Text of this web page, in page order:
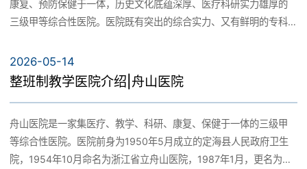
团学动态
社团文化
招生就业
招生工作
就业工作
校友风采
党群工作
康复、预防保健于一体，历史文化底蕴深厚、医疗科研实力雄厚的
三级甲等综合性医院。医院既有突出的综合实力、又有鲜明的专科
2026-05-14
整班制教学医院介绍|舟山医院
舟山医院是一家集医疗、教学、科研、康复、保健于一体的三级甲
等综合性医院。医院前身为1950年5月成立的定海县人民政府卫生
院，1954年10月命名为浙江省立舟山医院，1987年1月，更名为舟